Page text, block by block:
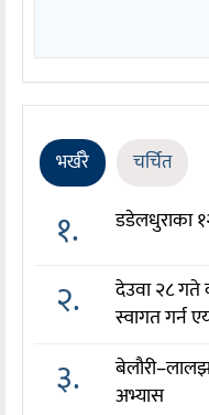
भर्खरै चर्चित
१. डडेलधुराका
२.
देउवा २८ गते
स्वागत गर्न
३.
अभ्यास